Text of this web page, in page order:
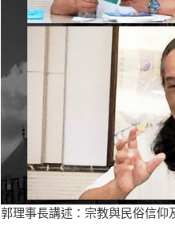
郭理事長講述：宗教與民俗信仰